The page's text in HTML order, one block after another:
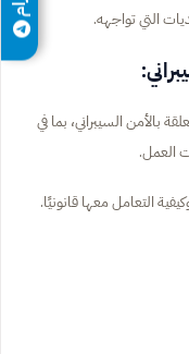
التي تواجهه.
بالأمن السيبراني، بما في
العمل.
التعامل معها قانونيًا.